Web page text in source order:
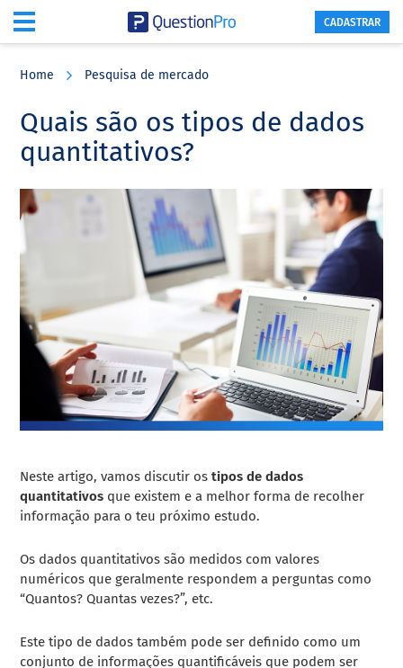
content
sidebar
CADASTRAR
Home Pesquisa de mercado
Quais são os tipos de dados
quantitativos?
Neste artigo, vamos discutir ostipos de dados
quantitativos que existem e a melhor forma de recolher
informação para o teu próximo estudo.
Os dados quantitativos são medidos com valores
numéricos que geralmente respondem a perguntas como
“Quantos? Quantas vezes?”, etc.
Este tipo de dados também pode ser definido como um
conjunto de informações quantificáveis que podem ser